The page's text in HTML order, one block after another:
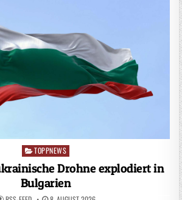
Posted
in
TOPPNEWS
Drohne explodiert in
Bulgarien